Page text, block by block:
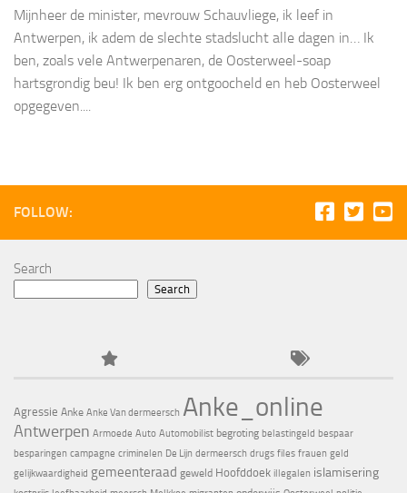
Mijnheer de minister, mevrouw Schauvliege, ik leef in
Antwerpen, ik adem de slechte stadslucht alle dagen in… Ik
ben, zoals vele Antwerpenaren, de Oosterweel-soap
hartsgrondig beu! Ik ben erg ontgoocheld en heb Oosterweel
opgegeven....
FOLLOW:
Search
Search
Agressie Anke Anke Van dermeersch Anke_online
Antwerpen Armoede Auto Automobilist begroting belastingeld bespaar
besparingen campagne criminelen De Lijn dermeersch drugs files frauen geld
gelijkwaardigheid gemeenteraad geweld Hoofddoek illegalen islamisering